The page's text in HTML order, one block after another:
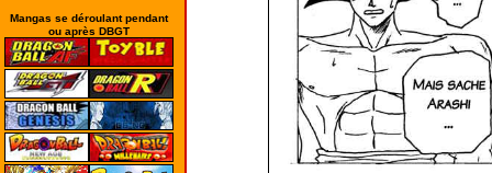
Mangas se déroulant pendant
ou après DBGT